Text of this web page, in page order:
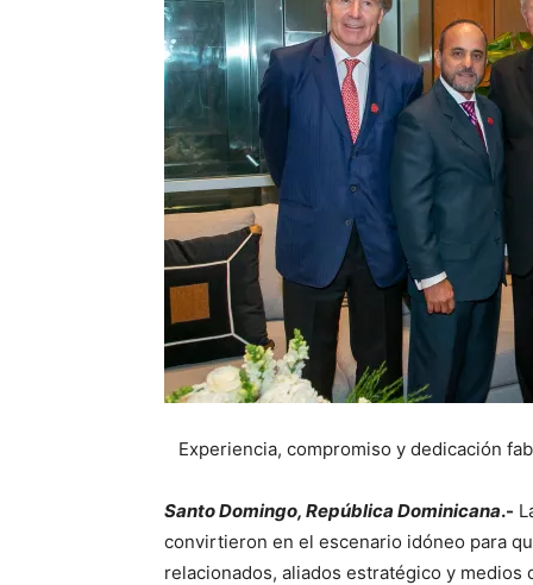
Experiencia, compromiso y dedicación
Santo Domingo, República Dominicana.-
convirtieron en el escenario idóneo para
relacionados, aliados estratégico y